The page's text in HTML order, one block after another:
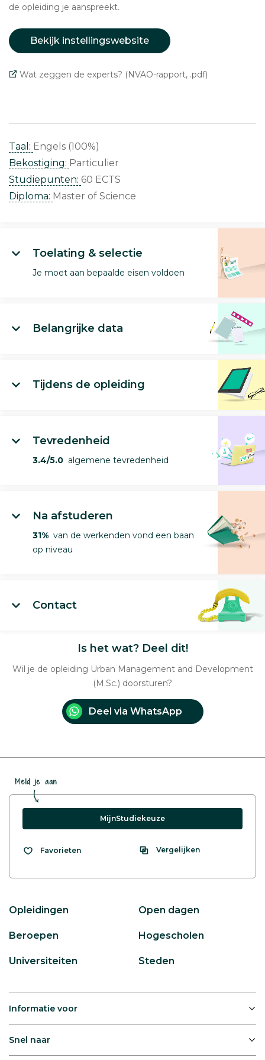
de opleiding je aanspreekt.
Bekijk instellingswebsite
Wat zeggen de experts? (NVAO-rapport, .pdf)
Taal: Engels (100%)
Bekostiging: Particulier
Studiepunten: 60 ECTS
Diploma: Master of Science
Toelating & selectie
Je moet aan bepaalde eisen voldoen
Belangrijke data
Tijdens de opleiding
Tevredenheid
3.4/5.0 algemene tevredenheid
Na afstuderen
31% van de werkenden vond een baan
op niveau
Contact
Is het wat? Deel dit!
Wil je de opleiding Urban Management and Development
(M.Sc.) doorsturen?
Deel via WhatsApp
Meld je aan
MijnStudiekeuze
Favorieten Vergelijken
Opleidingen Open dagen
Beroepen Hogescholen
Universiteiten Steden
Informatie voor
Snel naar